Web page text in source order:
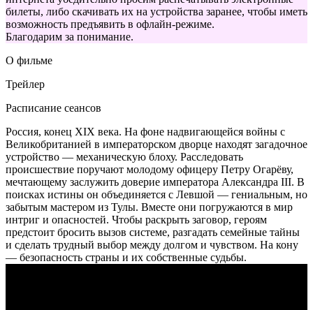
билеты, либо скачивать их на устройства заранее, чтобы иметь
возможность предъявить в офлайн-режиме.
Благодарим за понимание.
О фильме
Трейлер
Расписание сеансов
Россия, конец XIX века. На фоне надвигающейся войны с
Великобританией в императорском дворце находят загадочное
устройство — механическую блоху. Расследовать
происшествие поручают молодому офицеру Петру Огарёву,
мечтающему заслужить доверие императора Александра III. В
поисках истины он объединяется с Левшой — гениальным, но
забытым мастером из Тулы. Вместе они погружаются в мир
интриг и опасностей. Чтобы раскрыть заговор, героям
предстоит бросить вызов системе, разгадать семейные тайны
и сделать трудный выбор между долгом и чувством. На кону
— безопасность страны и их собственные судьбы.